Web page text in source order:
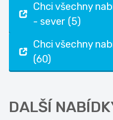
Chci všechny
- sever (5)
Chci všechny
(60)
DALŠÍ